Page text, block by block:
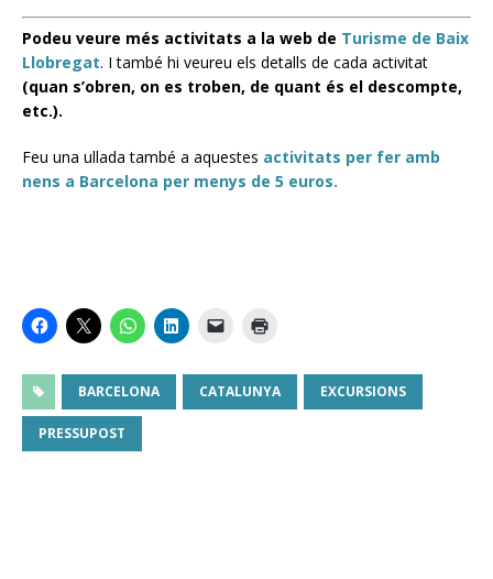
Podeu veure més activitats a la web de Turisme de Baix
Llobregat. I també hi veureu els detalls de cada activitat
(quan s’obren, on es troben, de quant és el descompte,
etc.).
Feu una ullada també a aquestes activitats per fer amb
nens a Barcelona per menys de 5 euros.
BARCELONA CATALUNYA EXCURSIONS
PRESSUPOST